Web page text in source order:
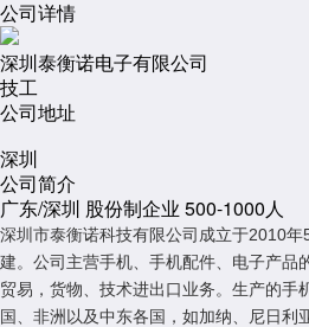
公司详情
深圳泰衡诺电子有限公司
技工
公司地址
深圳
公司简介
广东/深圳 股份制企业 500-1000人
深圳市泰衡诺科技有限公司成立于2010
建。公司主营手机、手机配件、电子产品
贸易，货物、技术进出口业务。生产的手
国、非洲以及中东各国，如加纳、尼日利